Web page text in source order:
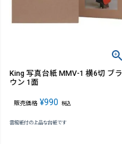
King 写真台紙 MMV-1 横6切 ブラ
ウン 1面
販売価格 ¥990 税込
雲龍紙付の上品な台紙です